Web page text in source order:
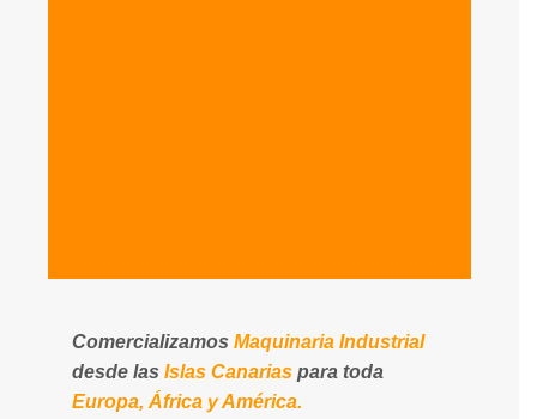
ComercializamosMaquinaria Industrial
desde lasIslas Canarias para toda
Europa, África y América.